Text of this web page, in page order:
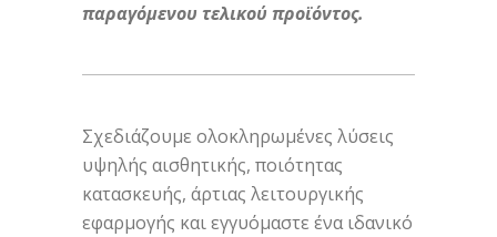
παραγόμενου τελικού προϊόντος.
Σχεδιάζουμε ολοκληρωμένες λύσεις
υψηλής αισθητικής, ποιότητας
κατασκευής, άρτιας λειτουργικής
εφαρμογής και εγγυόμαστε ένα ιδανικό